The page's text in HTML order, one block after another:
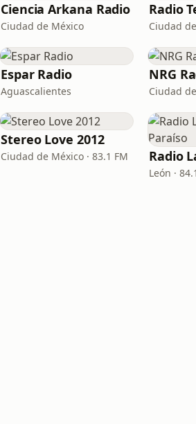
Ciencia Arkana Radio
Ciudad de México
Radio
Ciudad
Espar Radio
Aguascalientes
NRG
Ciudad
Stereo Love 2012
Ciudad de México · 83.1 FM
León ·